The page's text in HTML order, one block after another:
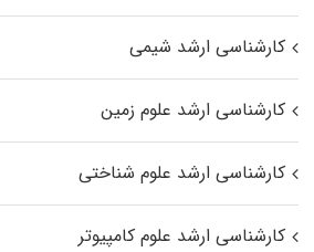
کارشناسی ارشد شیمی
کارشناسی ارشد علوم زمین
کارشناسی ارشد علوم شناختی
کارشناسی ارشد علوم کامپیوتر